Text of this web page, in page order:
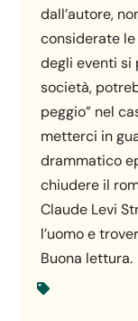
dall’autore,
considerate
degli eventi si
società,
peggio” nel
metterci in
drammatico
chiudere il
Claude Levi
l’uomo e
Buona lettura.
